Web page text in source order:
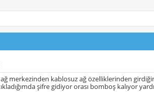
merkezinden kablosuz ağ özelliklerinden
şifre gidiyor orası bomboş kalıyor